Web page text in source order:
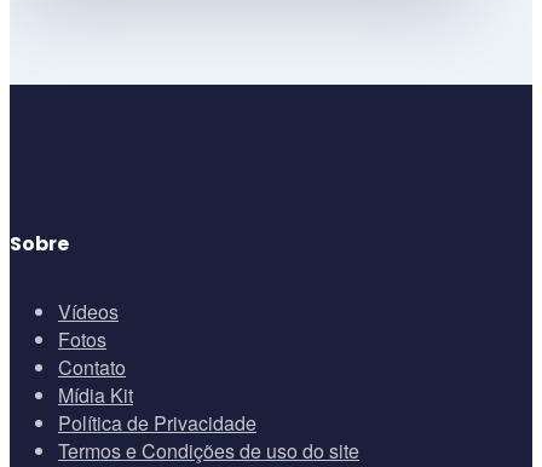
Sobre
Vídeos
Fotos
Contato
Mídia Kit
Política de Privacidade
Termos e Condições de uso do site